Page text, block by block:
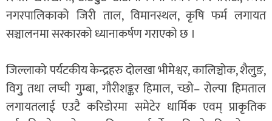
नगरपालिकाको जिरी ताल, विमानस्थल, कृषि फर्म लगायत
सञ्चालनमा सरकारको ध्यानाकर्षण गराएको छ ।
जिल्लाको पर्यटकीय केन्द्रहरु दोलखा भीमेश्वर, कालिञ्चोक, शैलुुङ,
विगुु तथा लप्ची गुुम्बा, गौरीशङ्कर हिमाल, च्छो– रोल्पा हिमताल
लगायतलाई एउटै करिडोरमा समेटेर धार्मिक एवम् प्राकृतिक